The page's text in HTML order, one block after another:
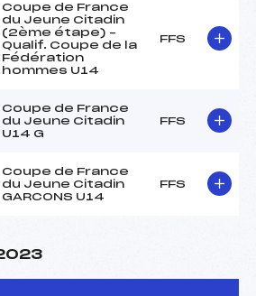
Coupe de France
du Jeune Citadin
(2ème étape) –
Qualif. Coupe de la
Fédération
hommes U14
FFS
Coupe de France
du Jeune Citadin
U14 G
FFS
Coupe de France
du Jeune Citadin
GARCONS U14
FFS